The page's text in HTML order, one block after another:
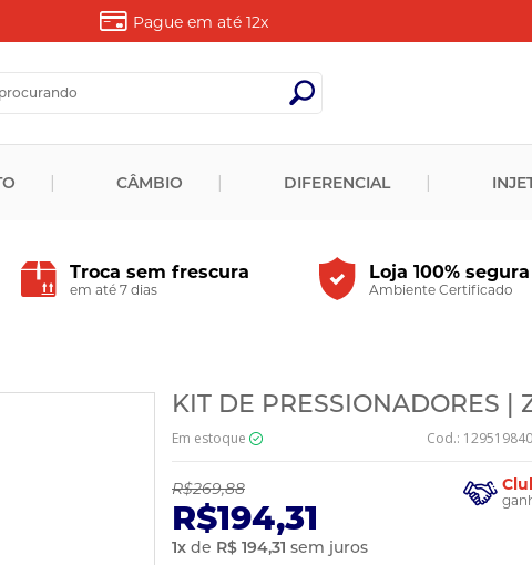
Pague em até 12x
CÂMBIO DIFERENCIAL
Troca sem frescura
em até 7 dias
Loja 100% segura
Ambiente Certificado
KIT DE PRESSIONADORES |
Em estoque Cod.:
R$269,88
R$194,31
1x de R$ 194,31 sem juros